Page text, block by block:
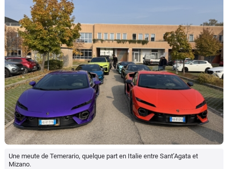
Une meute de Temerario, quelque part en Italie entre Sant’Agata et
Mizano.